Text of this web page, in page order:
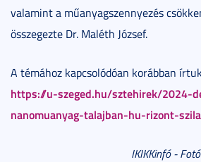
valamint a műanyagszennyezés
összegezte Dr. Maléth József.
A témához kapcsolódóan korábban
https://u-szeged.hu/sztehirek/2024-
nanomuanyag-talajban-hu-rizont-
IKIKKinfó -